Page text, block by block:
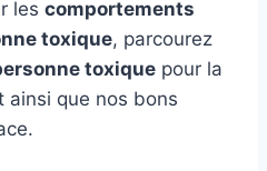
les comportements
toxique, parcourez
toxique pour la
ainsi que nos bons